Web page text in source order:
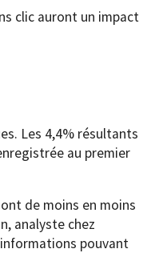
clic auront un impact
Les 4,4% résultants
au premier
de moins en moins
analyste chez
pouvant